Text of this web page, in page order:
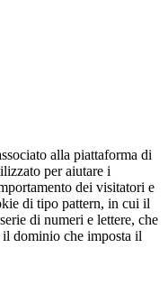
alla piattaforma di
per aiutare i
dei visitatori e
di tipo pattern, in cui il
di numeri e lettere, che
dominio che imposta il